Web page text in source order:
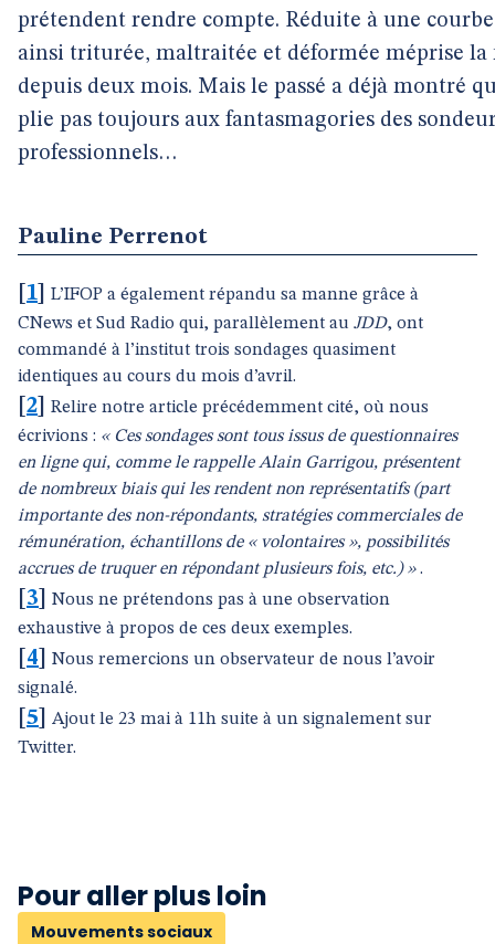
prétendent rendre compte. Réduite à une
ainsi triturée, maltraitée et déformée méprise
depuis deux mois. Mais le passé a déjà montré
plie pas toujours aux fantasmagories des
professionnels…
Pauline Perrenot
1
L’IFOP a également répandu sa manne grâce à
CNews et Sud Radio qui, parallèlement au JDD, ont
commandé à l’institut trois sondages quasiment
identiques au cours du mois d’avril.
2
Relire notre article précédemment cité, où nous
écrivions : « Ces sondages sont tous issus de questionnaires
en ligne qui, comme le rappelle Alain Garrigou, présentent
de nombreux biais qui les rendent non représentatifs (part
importante des non-répondants, stratégies commerciales de
rémunération, échantillons de « volontaires », possibilités
accrues de truquer en répondant plusieurs fois, etc.) ».
3
Nous ne prétendons pas à une observation
exhaustive à propos de ces deux exemples.
4
Nous remercions un observateur de nous l’avoir
signalé.
5
Ajout le 23 mai à 11h suite à un signalement sur
Twitter.
Pour aller plus loin
Mouvements sociaux